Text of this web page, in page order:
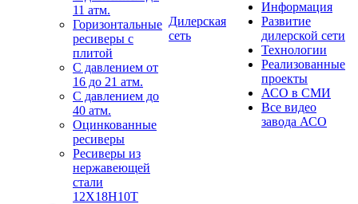
11 атм.
Горизонтальные
ресиверы с
плитой
С давлением от
16 до 21 атм.
С давлением до
40 атм.
Оцинкованные
ресиверы
Ресиверы из
нержавеющей
стали
12Х18Н10Т
Дилерская
сеть
Информация
Развитие
дилерской сети
Технологии
Реализованные
проекты
АСО в СМИ
Все видео
завода АСО